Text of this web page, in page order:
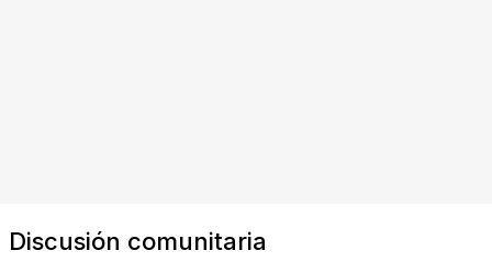
Discusión comunitaria